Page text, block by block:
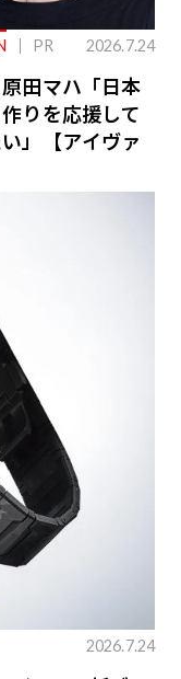
PR 2026.7.24
田マハ「日本
りを応援して
」【アイヴァ
2026.7.24